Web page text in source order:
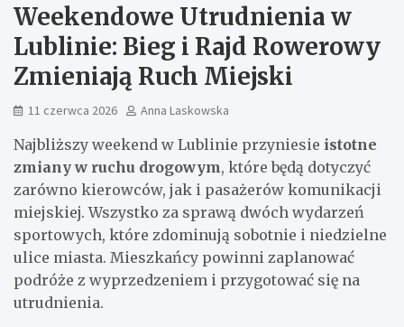
Weekendowe Utrudnienia w
Lublinie: Bieg i Rajd Rowerowy
Zmieniają Ruch Miejski
11 czerwca 2026 Anna Laskowska
Najbliższy weekend w Lublinie przyniesie istotne
zmiany w ruchu drogowym, które będą dotyczyć
zarówno kierowców, jak i pasażerów komunikacji
miejskiej. Wszystko za sprawą dwóch wydarzeń
sportowych, które zdominują sobotnie i niedzielne
ulice miasta. Mieszkańcy powinni zaplanować
podróże z wyprzedzeniem i przygotować się na
utrudnienia.